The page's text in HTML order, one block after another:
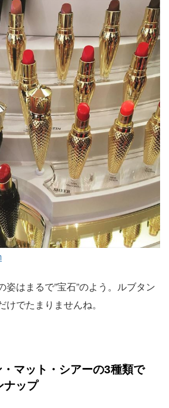
姿はまるで”宝石”のよう。ルブタン
でたまりませんね。
・マット・シアーの3種類で
ナップ